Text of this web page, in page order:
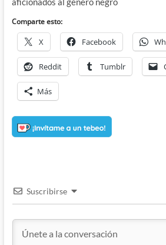
Comparte esto:
X Facebook
Reddit Tumblr
Más
Suscribirse